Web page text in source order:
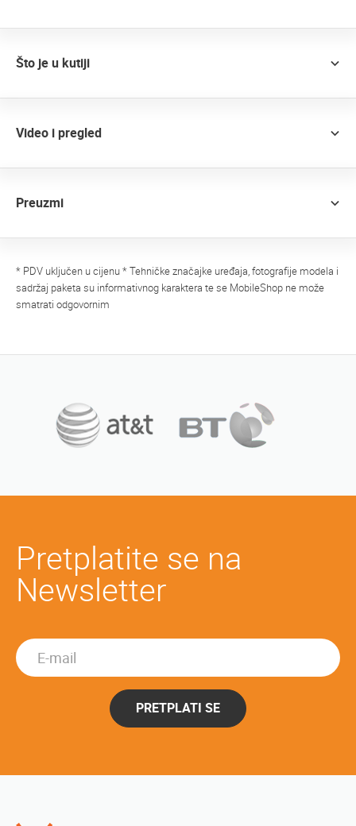
Što je u kutiji
Video i pregled
Preuzmi
* PDV uključen u cijenu * Tehničke značajke uređaja, fotografije modela i
sadržaj paketa su informativnog karaktera te se MobileShop ne može
smatrati odgovornim
Pretplatite se na
Newsletter
PRETPLATI SE